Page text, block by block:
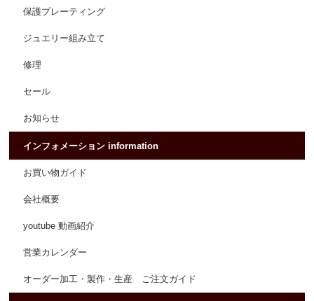
保護プレーティング
ジュエリー組み立て
修理
セール
お知らせ
インフォメーション information
お買い物ガイド
会社概要
youtube 動画紹介
営業カレンダー
オーダー加工・製作・生産 ご注文ガイド